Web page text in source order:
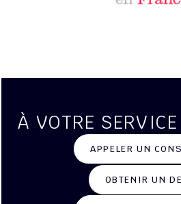
À VOTRE
APPELER UN
OBTENIR UN